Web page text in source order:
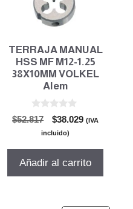
TERRAJA MANUAL
HSS MF M12-1.25
38X10MM VOLKEL
Alem
0
d
$52.817
El
precio
era:
$38.029El(IVA
incluido)
Añadir al carrito